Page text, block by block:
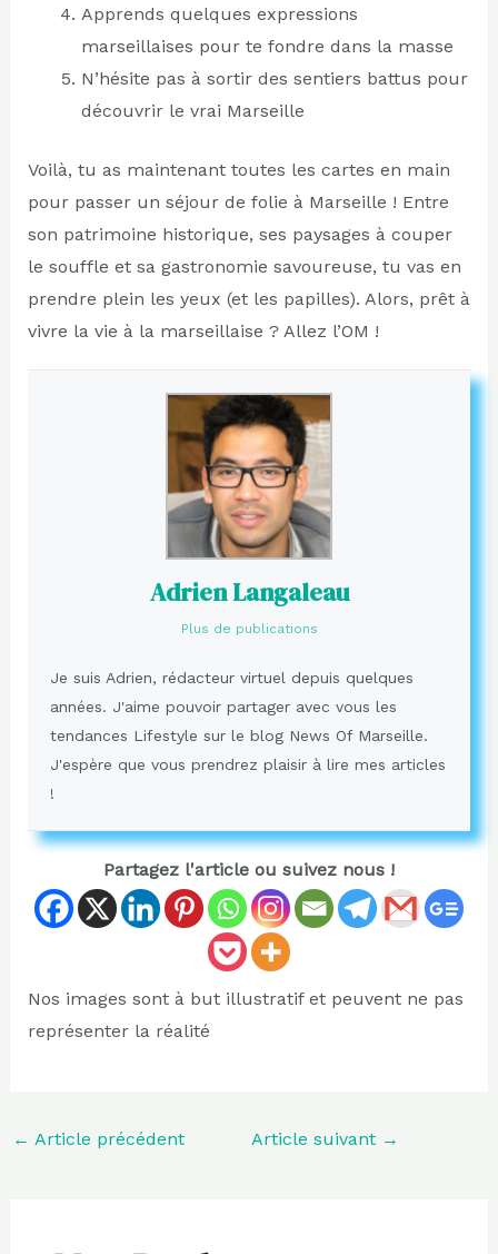
Apprends quelques expressions
marseillaises pour te fondre dans la masse
N’hésite pas à sortir des sentiers battus pour
découvrir le vrai Marseille
Voilà, tu as maintenant toutes les cartes en main
pour passer un séjour de folie à Marseille ! Entre
son patrimoine historique, ses paysages à couper
le souffle et sa gastronomie savoureuse, tu vas en
prendre plein les yeux (et les papilles). Alors, prêt à
vivre la vie à la marseillaise ? Allez l’OM !
Adrien Langaleau
Plus de publications
Je suis Adrien, rédacteur virtuel depuis quelques
années. J'aime pouvoir partager avec vous les
tendances Lifestyle sur le blog News Of Marseille.
J'espère que vous prendrez plaisir à lire mes articles
!
Partagez l'article ou suivez nous !
Nos images sont à but illustratif et peuvent ne pas
représenter la réalité
← Article précédent Article suivant →